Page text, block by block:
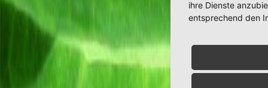
ihre Dienste
entsprechend den